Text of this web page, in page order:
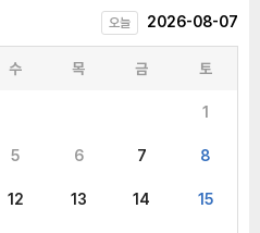
오늘 2026-08-07
수 목 금 토
1
5 6 7 8
12 13 14 15